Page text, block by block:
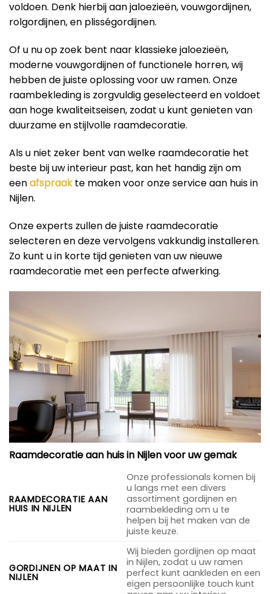
voldoen. Denk hierbij aan jaloezieën, vouwgordijnen,
rolgordijnen, en plisségordijnen.
Of u nu op zoek bent naar klassieke jaloezieën,
moderne vouwgordijnen of functionele horren, wij
hebben de juiste oplossing voor uw ramen. Onze
raambekleding is zorgvuldig geselecteerd en voldoet
aan hoge kwaliteitseisen, zodat u kunt genieten van
duurzame en stijlvolle raamdecoratie.
Als u niet zeker bent van welke raamdecoratie het
beste bij uw interieur past, kan het handig zijn om
eenafspraakte maken voor onze service aan huis in
Nijlen.
Onze experts zullen de juiste raamdecoratie
selecteren en deze vervolgens vakkundig installeren.
Zo kunt u in korte tijd genieten van uw nieuwe
raamdecoratie met een perfecte afwerking.
Raamdecoratie aan huis in Nijlen voor uw gemak
RAAMDECORATIE AAN
HUIS IN NIJLEN
Onze professionals komen bij
u langs met een divers
assortiment gordijnen en
raambekleding om u te
helpen bij het maken van de
juiste keuze.
GORDIJNEN OP MAAT IN
NIJLEN
Wij bieden gordijnen op maat
in Nijlen, zodat u uw ramen
perfect kunt aankleden en een
eigen persoonlijke touch kunt